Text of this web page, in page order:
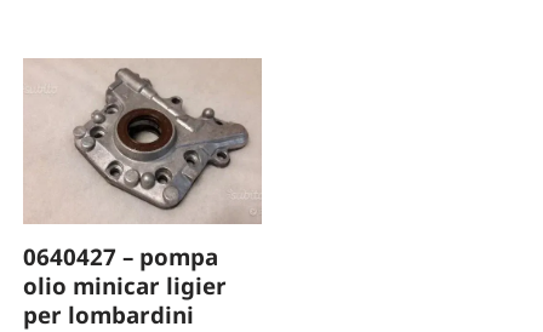
0640427 – pompa
olio minicar ligier
per lombardini